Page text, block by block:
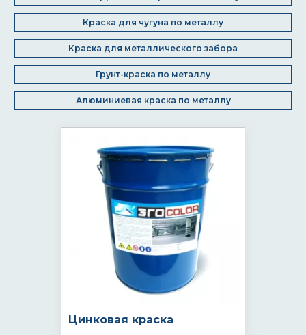
Краска для чугуна по металлу
Краска для металлического забора
Грунт-краска по металлу
Алюминиевая краска по металлу
Цинковая краска